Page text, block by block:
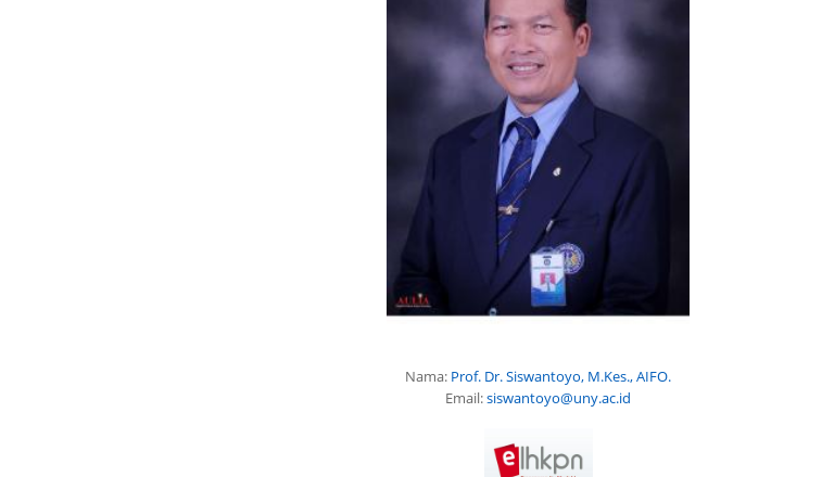
Nama: Prof. Dr. Siswantoyo, M.Kes., AIFO.
Email:siswantoyo@uny.ac.id